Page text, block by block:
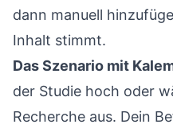
dann manuell
Inhalt stimmt.
Das Szenario mit
der Studie hoch oder
Recherche aus. Dein